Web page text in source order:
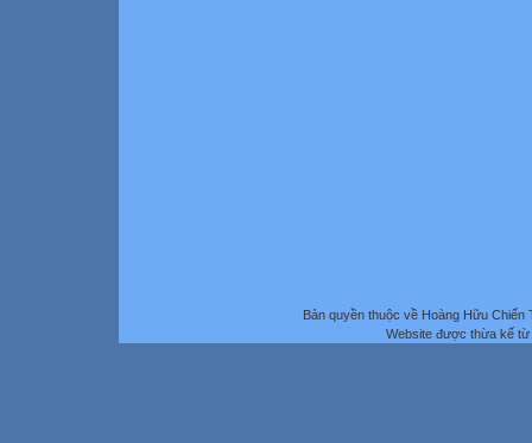
Bản quyền thuộc về Hoàng Hữu
Website được thừa kế từ